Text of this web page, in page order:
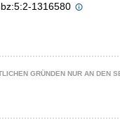
1316580
GRÜNDEN NUR AN DEN